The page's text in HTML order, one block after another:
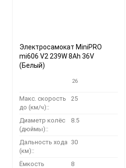
Электросамокат MiniPRO
mi606 V2 239W 8Ah 36V
(Белый)
26
Макс. скорость
до (км/ч)::
25
Диаметр колёс
(дюймы)::
8.5
Дальность хода
(км)::
30
Ёмкость
8